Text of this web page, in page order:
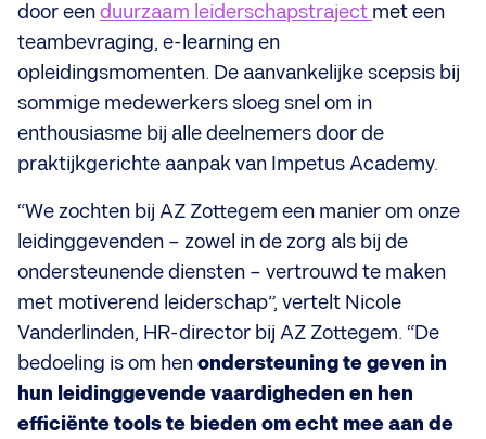
door eenduurzaam leiderschapstraject met een
teambevraging, e-learning en
opleidingsmomenten. De aanvankelijke scepsis bij
sommige medewerkers sloeg snel om in
enthousiasme bij alle deelnemers door de
praktijkgerichte aanpak van Impetus Academy.
“We zochten bij AZ Zottegem een manier om onze
leidinggevenden – zowel in de zorg als bij de
ondersteunende diensten – vertrouwd te maken
met motiverend leiderschap”, vertelt Nicole
Vanderlinden, HR-director bij AZ Zottegem. “De
bedoeling is om henondersteuning te geven in
hun leidinggevende vaardigheden en hen
efficiënte tools te bieden om echt mee aan de